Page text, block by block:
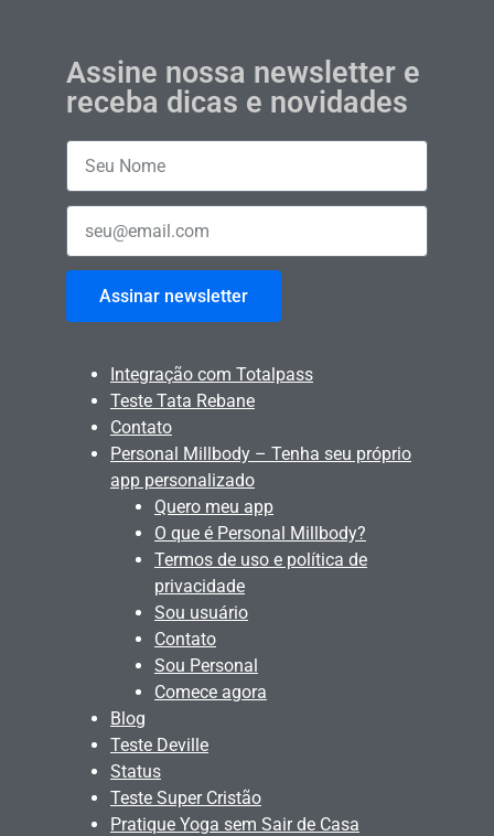
Assine nossa newsletter e
receba dicas e novidades
Assinar newsletter
Integração com Totalpass
Teste Tata Rebane
Contato
Personal Millbody – Tenha seu próprio
app personalizado
Quero meu app
O que é Personal Millbody?
Termos de uso e política de
privacidade
Sou usuário
Contato
Sou Personal
Comece agora
Blog
Teste Deville
Status
Teste Super Cristão
Pratique Yoga sem Sair de Casa